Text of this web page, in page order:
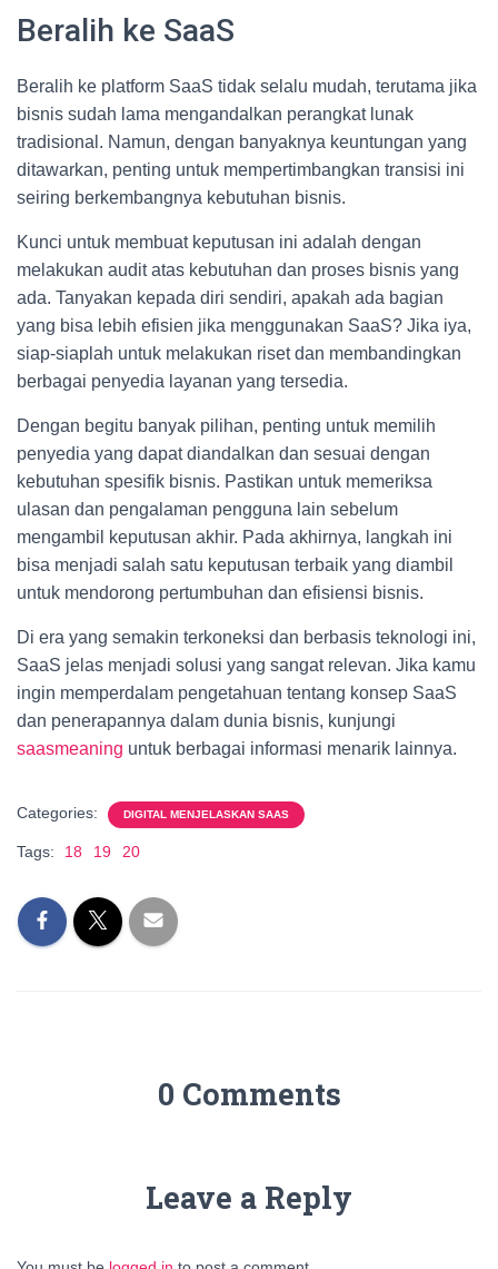
Beralih ke SaaS
Beralih ke platform SaaS tidak selalu mudah, terutama jika
bisnis sudah lama mengandalkan perangkat lunak
tradisional. Namun, dengan banyaknya keuntungan yang
ditawarkan, penting untuk mempertimbangkan transisi ini
seiring berkembangnya kebutuhan bisnis.
Kunci untuk membuat keputusan ini adalah dengan
melakukan audit atas kebutuhan dan proses bisnis yang
ada. Tanyakan kepada diri sendiri, apakah ada bagian
yang bisa lebih efisien jika menggunakan SaaS? Jika iya,
siap-siaplah untuk melakukan riset dan membandingkan
berbagai penyedia layanan yang tersedia.
Dengan begitu banyak pilihan, penting untuk memilih
penyedia yang dapat diandalkan dan sesuai dengan
kebutuhan spesifik bisnis. Pastikan untuk memeriksa
ulasan dan pengalaman pengguna lain sebelum
mengambil keputusan akhir. Pada akhirnya, langkah ini
bisa menjadi salah satu keputusan terbaik yang diambil
untuk mendorong pertumbuhan dan efisiensi bisnis.
Di era yang semakin terkoneksi dan berbasis teknologi ini,
SaaS jelas menjadi solusi yang sangat relevan. Jika kamu
ingin memperdalam pengetahuan tentang konsep SaaS
dan penerapannya dalam dunia bisnis, kunjungi
saasmeaning untuk berbagai informasi menarik lainnya.
Categories: DIGITAL MENJELASKAN SAAS
Tags: 18 19 20
0 Comments
Leave a Reply